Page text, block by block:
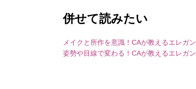
併せて読みたい
メイクと所作を意識！CAが教えるエレガ
姿勢や目線で変わる！CAが教えるエレガ